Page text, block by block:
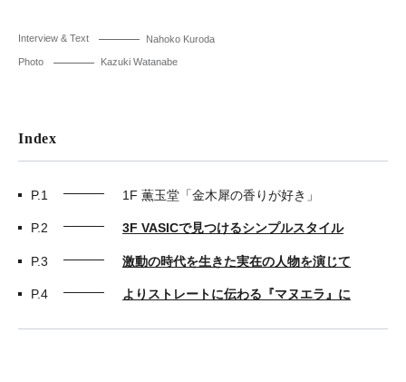
Interview & Text Nahoko Kuroda
Photo Kazuki Watanabe
Index
P.1 1F 薫玉堂「金木犀の香りが好き」
P.2 3F VASICで見つけるシンプルスタイル
P.3 激動の時代を生きた実在の人物を演じて
P.4 よりストレートに伝わる『マヌエラ』に